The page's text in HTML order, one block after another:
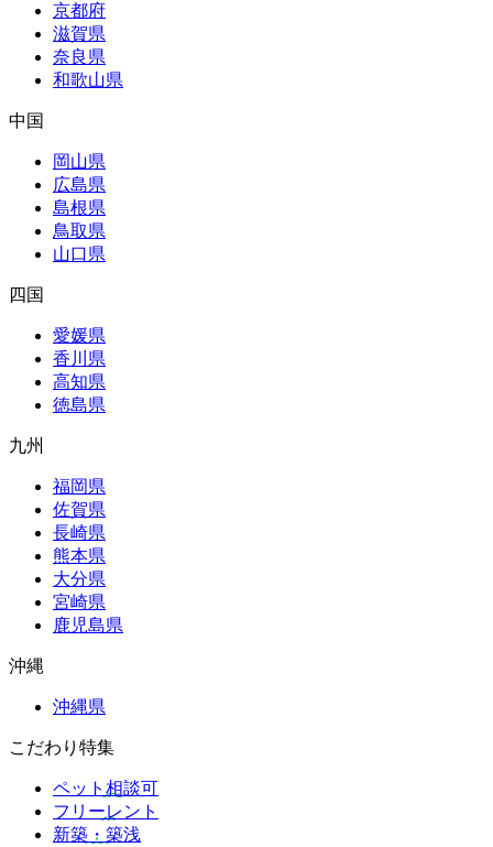
京都府
滋賀県
奈良県
和歌山県
中国
岡山県
広島県
島根県
鳥取県
山口県
四国
愛媛県
香川県
高知県
徳島県
九州
福岡県
佐賀県
長崎県
熊本県
大分県
宮崎県
鹿児島県
沖縄
沖縄県
こだわり特集
ペット相談可
フリーレント
新築・築浅